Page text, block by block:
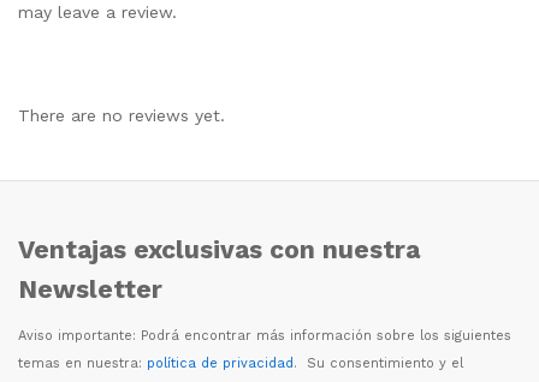
may leave a review.
There are no reviews yet.
Ventajas exclusivas con nuestra
Newsletter
Aviso importante: Podrá encontrar más información sobre los siguientes
temas en nuestra: política de privacidad. Su consentimiento y el